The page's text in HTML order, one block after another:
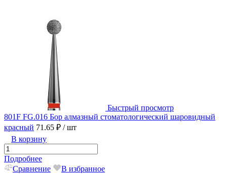
Быстрый просмотр
801F FG.016 Бор алмазный стоматологический шаровидный
красный 71.65 ₽ / шт
В корзину
Подробнее
Сравнение
В избранное